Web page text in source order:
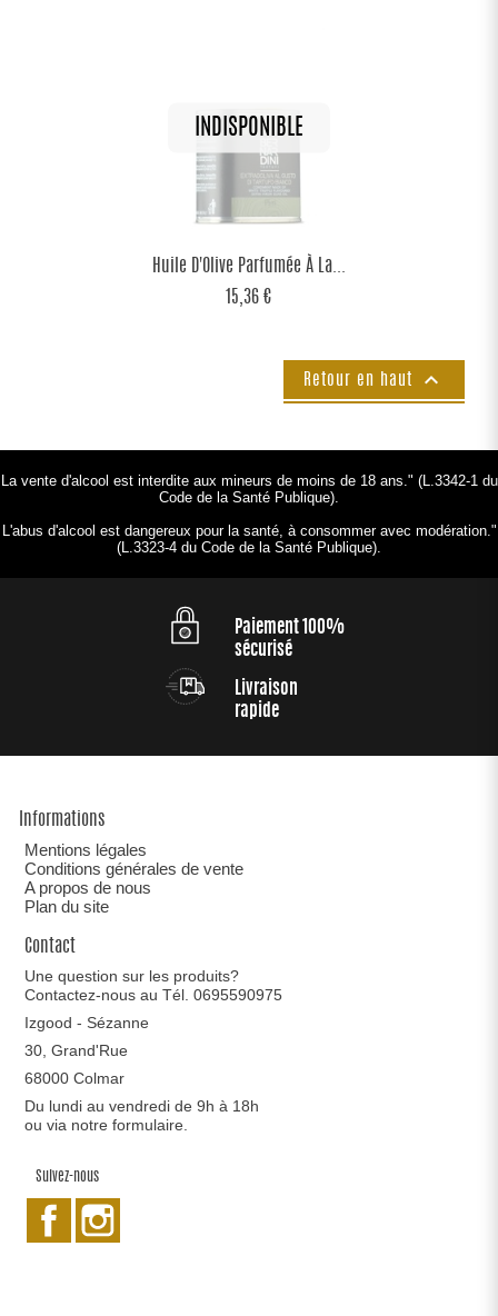
Huile D'Olive Parfumée À La...
15,36 €
Retour en haut 
La vente d'alcool est interdite aux mineurs de moins de 18 ans." (L.3342-1 du
Code de la Santé Publique).
L'abus d'alcool est dangereux pour la santé, à consommer avec modération."
(L.3323-4 du Code de la Santé Publique).
Paiement 100%
sécurisé
Livraison
rapide
Informations
Mentions légales
Conditions générales de vente
A propos de nous
Plan du site
Contact
Une question sur les produits?
Contactez-nous au Tél. 0695590975
Izgood - Sézanne
30, Grand'Rue
68000 Colmar
Du lundi au vendredi de 9h à 18h
ou via notreformulaire.
Suivez-nous
Facebook